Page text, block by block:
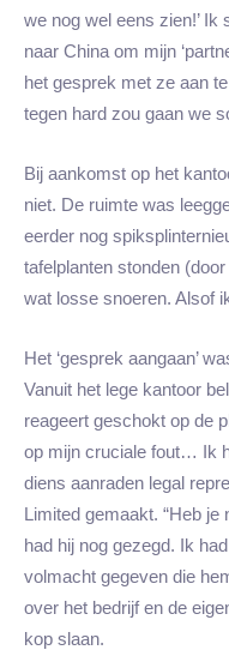
we nog wel eens zien!’ Ik
naar China om mijn
het gesprek met ze aan
tegen hard zou gaan we
Bij aankomst op het
niet. De ruimte was
eerder nog
tafelplanten stonden
wat losse snoeren. Alsof
Het ‘gesprek aangaan’
Vanuit het lege kantoor
reageert geschokt op de
op mijn cruciale fout… Ik
diens aanraden legal
Limited gemaakt. “Heb je
had hij nog gezegd. Ik
volmacht gegeven die
over het bedrijf en de
kop slaan.